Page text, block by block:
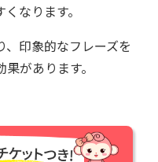
なります。
印象的なフレーズを
があります。